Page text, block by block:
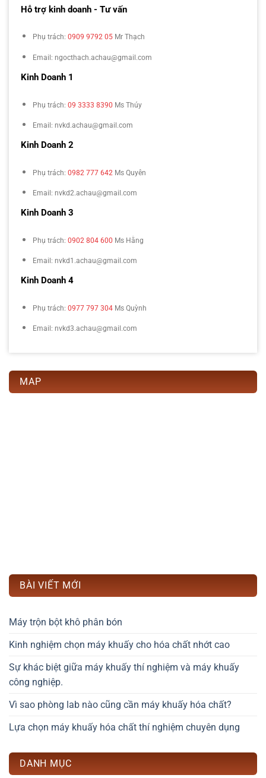
Hỗ trợ kinh doanh - Tư vấn
Phụ trách: 0909 9792 05 Mr Thạch
Email: ngocthach.achau@gmail.com
Kinh Doanh 1
Phụ trách: 09 3333 8390 Ms Thúy
Email: nvkd.achau@gmail.com
Kinh Doanh 2
Phụ trách: 0982 777 642 Ms Quyên
Email: nvkd2.achau@gmail.com
Kinh Doanh 3
Phụ trách: 0902 804 600 Ms Hằng
Email: nvkd1.achau@gmail.com
Kinh Doanh 4
Phụ trách: 0977 797 304 Ms Quỳnh
Email: nvkd3.achau@gmail.com
MAP
BÀI VIẾT MỚI
Máy trộn bột khô phân bón
Kinh nghiệm chọn máy khuấy cho hóa chất nhớt cao
Sự khác biệt giữa máy khuấy thí nghiệm và máy khuấy
công nghiệp.
Vì sao phòng lab nào cũng cần máy khuấy hóa chất?
Lựa chọn máy khuấy hóa chất thí nghiệm chuyên dụng
DANH MỤC